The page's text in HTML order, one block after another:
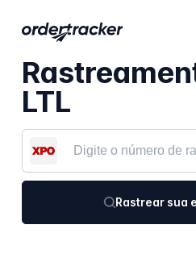
LTL
Rastrear sua